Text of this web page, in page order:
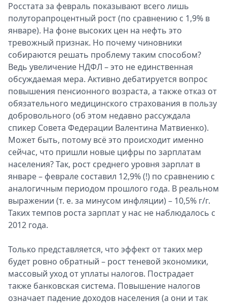
Росстата за февраль показывают всего лишь
полуторапроцентный рост (по сравнению с 1,9% в
январе). На фоне высоких цен на нефть это
тревожный признак. Но почему чиновники
собираются решать проблему таким способом?
Ведь увеличение НДФЛ – это не единственная
обсуждаемая мера. Активно дебатируется вопрос
повышения пенсионного возраста, а также отказ от
обязательного медицинского страхования в пользу
добровольного (об этом недавно рассуждала
спикер Совета Федерации Валентина Матвиенко).
Может быть, потому всё это происходит именно
сейчас, что пришли новые цифры по зарплатам
населения? Так, рост среднего уровня зарплат в
январе – феврале составил 12,9% (!) по сравнению с
аналогичным периодом прошлого года. В реальном
выражении (т. е. за минусом инфляции) – 10,5% г/г.
Таких темпов роста зарплат у нас не наблюдалось с
2012 года.
Только представляется, что эффект от таких мер
будет ровно обратный – рост теневой экономики,
массовый уход от уплаты налогов. Пострадает
также банковская система. Повышение налогов
означает падение доходов населения (а они и так